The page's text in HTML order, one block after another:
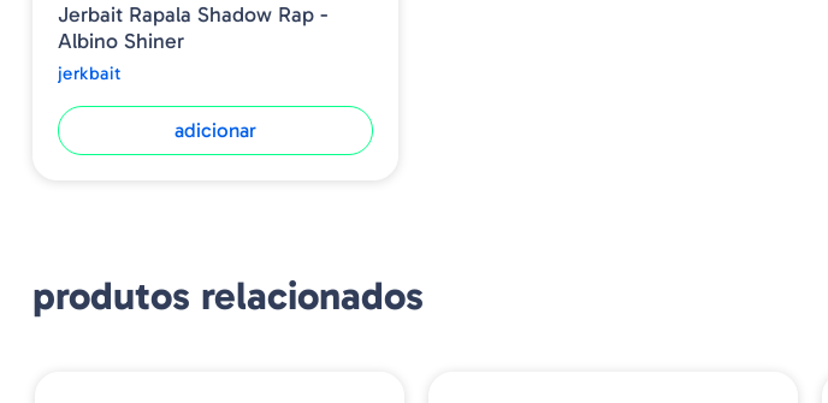
Jerbait Rapala Shadow Rap -
Albino Shiner
jerkbait
adicionar
produtos relacionados